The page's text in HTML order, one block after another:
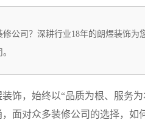
公司？深耕行业18年的朗煜装饰
饰，始终以“品质为根、服务
面对众多装修公司的选择，如